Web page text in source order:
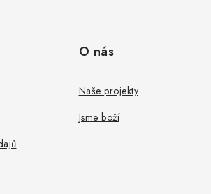
O nás
Naše projekty
Jsme boží